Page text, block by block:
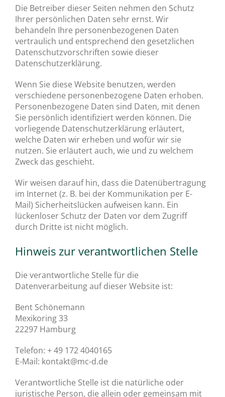
Die Betreiber dieser Seiten nehmen den Schutz
Ihrer persönlichen Daten sehr ernst. Wir
behandeln Ihre personenbezogenen Daten
vertraulich und entsprechend den gesetzlichen
Datenschutzvorschriften sowie dieser
Datenschutzerklärung.
Wenn Sie diese Website benutzen, werden
verschiedene personenbezogene Daten erhoben.
Personenbezogene Daten sind Daten, mit denen
Sie persönlich identifiziert werden können. Die
vorliegende Datenschutzerklärung erläutert,
welche Daten wir erheben und wofür wir sie
nutzen. Sie erläutert auch, wie und zu welchem
Zweck das geschieht.
Wir weisen darauf hin, dass die Datenübertragung
im Internet (z. B. bei der Kommunikation per E-
Mail) Sicherheitslücken aufweisen kann. Ein
lückenloser Schutz der Daten vor dem Zugriff
durch Dritte ist nicht möglich.
Hinweis zur verantwortlichen Stelle
Die verantwortliche Stelle für die
Datenverarbeitung auf dieser Website ist:
Bent Schönemann
Mexikoring 33
22297 Hamburg
Telefon: + 49 172 4040165
E-Mail: kontakt@mc-d.de
Verantwortliche Stelle ist die natürliche oder
juristische Person, die allein oder gemeinsam mit